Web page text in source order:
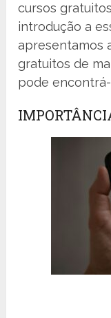
cursos
introdução a
apresentamos
gratuitos de
pode